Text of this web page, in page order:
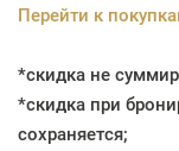
Перейти к
*скидка не
*скидка при
сохраняется;